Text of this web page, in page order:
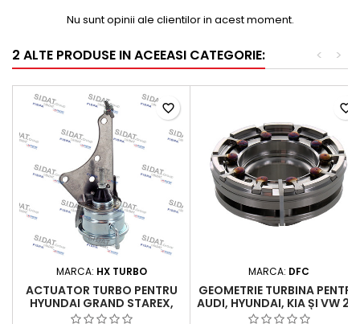
Nu sunt opinii ale clientilor in acest moment.
2 ALTE PRODUSE IN ACEEASI CATEGORIE: >
<
MARCA: HX TURBO
ACTUATOR TURBO PENTRU
HYUNDAI GRAND STAREX,
H200 ȘI KIA SORENTO -
favorite_border
MARCA: DFC
GEOMETRIE TURBINA PENTRU
AUDI, HYUNDAI, KIA ȘI VW 2.0
TDI / 2.5 CRDI
favorite_border